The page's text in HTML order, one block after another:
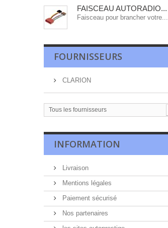
FAISCEAU AUTORADIO...
Faisceau pour brancher votre...
FOURNISSEURS
CLARION
Tous les fournisseurs
INFORMATION
Livraison
Mentions légales
Paiement sécurisé
Nos partenaires